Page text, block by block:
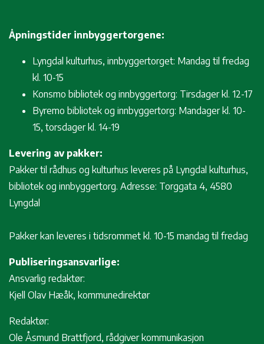
Åpningstider innbyggertorgene:
Lyngdal kulturhus, innbyggertorget: Mandag til fredag
kl. 10-15
Konsmo bibliotek og innbyggertorg: Tirsdager kl. 12-17
Byremo bibliotek og innbyggertorg: Mandager kl. 10-
15, torsdager kl. 14-19
Levering av pakker:
Pakker til rådhus og kulturhus leveres på Lyngdal kulturhus,
bibliotek og innbyggertorg. Adresse: Torggata 4, 4580
Lyngdal
Pakker kan leveres i tidsrommet kl. 10-15 mandag til fredag
Publiseringsansvarlige:
Ansvarlig redaktør:
Kjell Olav Hæåk, kommunedirektør
Redaktør:
Ole Åsmund Brattfjord, rådgiver kommunikasjon